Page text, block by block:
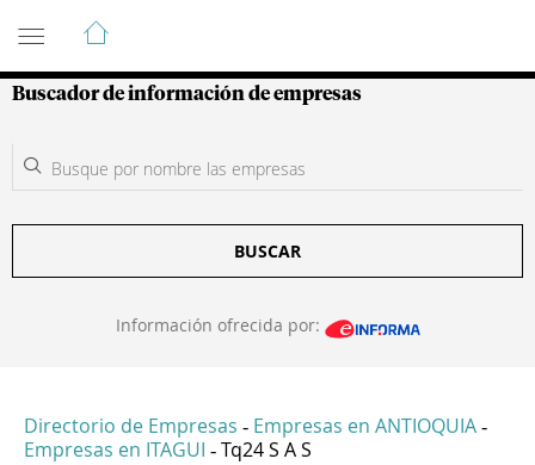
Guía de Empresas Colombianas
Buscador de información de empresas
BUSCAR
Información ofrecida por:
Directorio de Empresas - Empresas en ANTIOQUIA -
Empresas en ITAGUI - Tq24 S A S